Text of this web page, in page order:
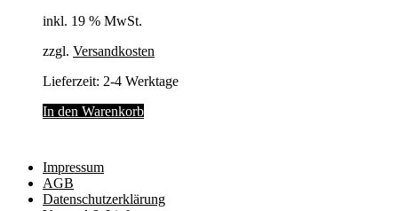
inkl. 19 % MwSt.
zzgl. Versandkosten
Lieferzeit: 2-4 Werktage
In den Warenkorb
Impressum
AGB
Datenschutzerklärung